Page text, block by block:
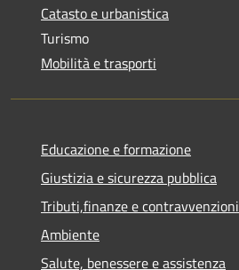
Catasto e urbanistica
Turismo
Mobilità e trasporti
Educazione e formazione
Giustizia e sicurezza pubblica
Tributi,finanze e contravvenzioni
Ambiente
Salute, benessere e assistenza